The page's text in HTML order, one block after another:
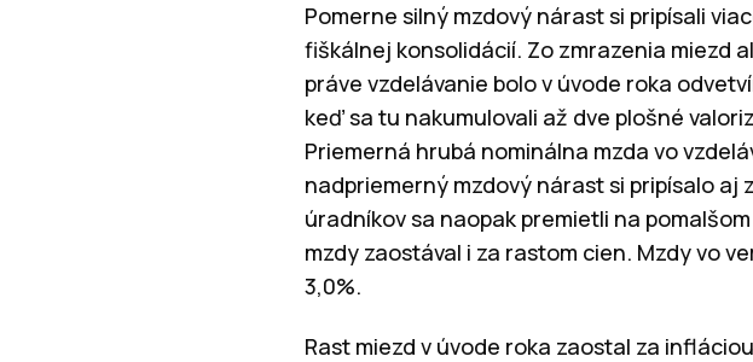
Pomerne silný mzdový nárast si pripísali
fiškálnej konsolidácií. Zo zmrazenia miezd
práve vzdelávanie bolo v úvode roka
keď sa tu nakumulovali až dve plošné
Priemerná hrubá nominálna mzda vo
nadpriemerný mzdový nárast si pripísalo
úradníkov sa naopak premietli na
mzdy zaostával i za rastom cien. Mzdy vo
3,0%.
Rast miezd v úvode roka zaostal za